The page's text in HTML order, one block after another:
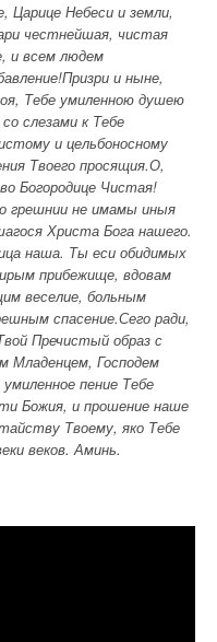
Царице Небеси и земли,
честнейшая, чистая
и всем людем
Призри и ныне,
Тебе умиленною душею
слезами к Тебе
и цельбоносному
Твоего просящия.О,
Богородице Чистая!
грешнии не имамы иныя
Христа Бога нашего.
наша. Ты еси обидимых
прибежище, вдовам
веселие, больным
спасение.Сего ради,
Пречистый образ с
Младенцем, Господем
пение Тебе
Божия, и прошение наше
Твоему, яко Тебе
веков. Аминь.